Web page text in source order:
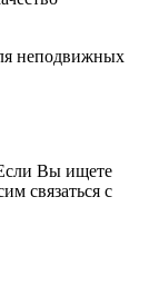
неподвижных
Если Вы ищете
связаться с